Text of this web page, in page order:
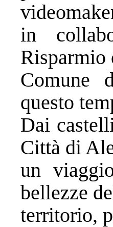
in
Risparmio
Comune
questo
Dai
Città di
un
bellezze
territorio,